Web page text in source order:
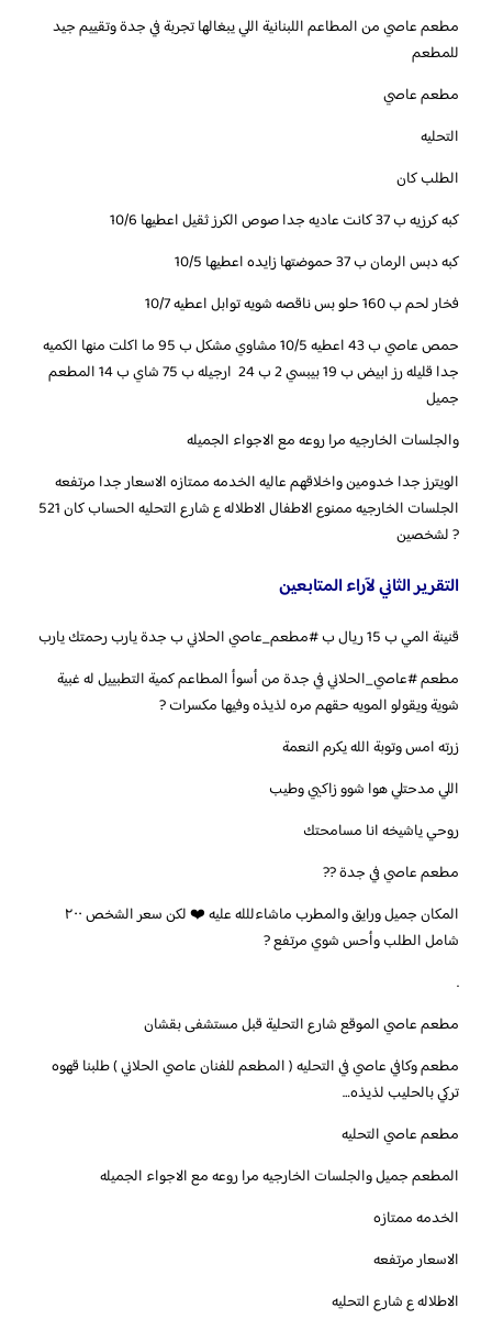
مطعم عاصي من المطاعم اللبنانية اللي يبغالها تجربة في جدة وتقييم جيد
للمطعم
مطعم عاصي
التحليه
الطلب كان
كبه كرزيه ب 37 كانت عاديه جدا صوص الكرز ثقيل اعطيها 10/6
كبه دبس الرمان ب 37 حموضتها زايده اعطيها 10/5
فخار لحم ب 160 حلو بس ناقصه شويه توابل اعطيه 10/7
حمص عاصي ب 43 اعطيه 10/5 مشاوي مشكل ب 95 ما اكلت منها الكميه
جدا قليله رز ابيض ب 19 بيبسي 2 ب 24 ارجيله ب 75 شاي ب 14 المطعم
جميل
والجلسات الخارجيه مرا روعه مع الاجواء الجميله
الويترز جدا خدومين واخلاقهم عاليه الخدمه ممتازه الاسعار جدا مرتفعه
الجلسات الخارجيه ممنوع الاطفال الاطلاله ع شارع التحليه الحساب كان 521
? لشخصين
التقرير الثاني لآراء المتابعين
‏قنينة المي ب 15 ريال ب ‎#مطعم_عاصي الحلاني ب جدة يارب رحمتك يارب
‏مطعم ‎#عاصي_الحلاني في جدة من أسوأ المطاعم كمية التطبييل له غبية
شوية ويقولو المويه حقهم مره لذيذه وفيها مكسرات ?
اللي مدحتلي هوا شوو زاكيي وطيب
روحي ياشيخه انا مسامحتك
‏مطعم عاصي في جدة ??
المكان جميل ورايق والمطرب ماشاءللله عليه ❤️ لكن سعر الشخص ٢٠٠
شامل الطلب وأحس شوي مرتفع ?
‏.
مطعم عاصي الموقع شارع التحلية قبل مستشفى بقشان
مطعم وكافي عاصي في التحليه ( المطعم للفنان عاصي الحلاني ) طلبنا قهوه
تركي بالحليب لذيذه…
‏مطعم عاصي التحليه
المطعم جميل والجلسات الخارجيه مرا روعه مع الاجواء الجميله
الخدمه ممتازه
الاسعار مرتفعه
الاطلاله ع شارع التحليه